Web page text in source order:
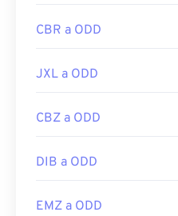
CBR a ODD
JXL a ODD
CBZ a ODD
DIB a ODD
EMZ a ODD